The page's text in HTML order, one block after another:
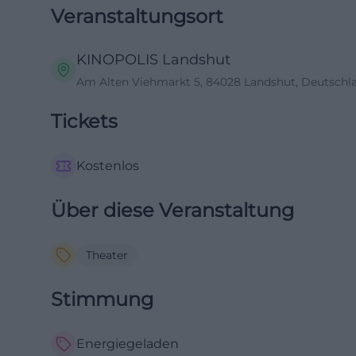
Veranstaltungsort
KINOPOLIS Landshut
Am Alten Viehmarkt 5, 84028 Landshut,
Tickets
Kostenlos
Über diese Veranstaltung
Theater
Stimmung
Energiegeladen